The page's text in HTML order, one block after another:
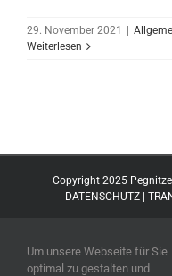
29. November 2021
Weiterlesen
Copyright 2025
DATENSCHUTZ|
Um unsere Webseite für Sie
optimal zu gestalten und